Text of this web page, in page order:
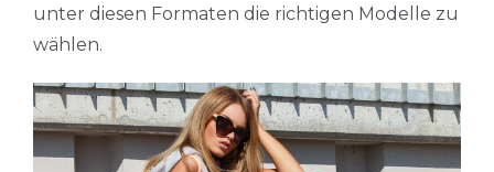
unter diesen Formaten die richtigen Modelle zu
wählen.